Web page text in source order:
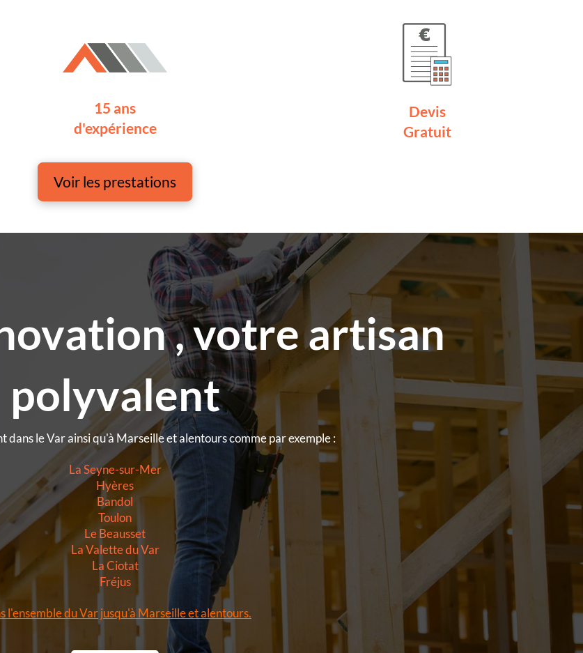
15 ans
d'expérience
Devis
Gratuit
Voir les prestations
, votre artisan
polyvalent
le Var ainsi qu'à Marseille et alentours comme par exemple :
La Seyne-sur-Mer
Hyères
Bandol
Toulon
Le Beausset
La Valette du Var
La Ciotat
Fréjus
l'ensemble du Var jusqu'à Marseille et alentours.